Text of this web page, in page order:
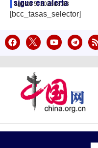
sigue en alerta
agosto 5, 202618:43
[bcc_tasas_selector]